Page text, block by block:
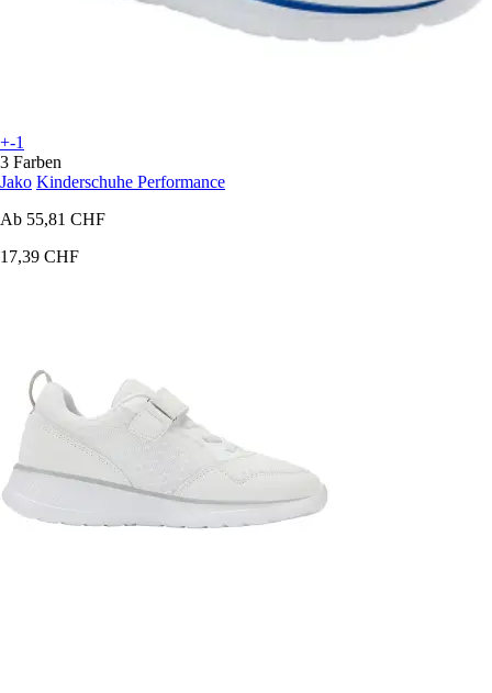
+-1
3 Farben
Jako Kinderschuhe Performance
Ab 55,81 CHF
17,39 CHF